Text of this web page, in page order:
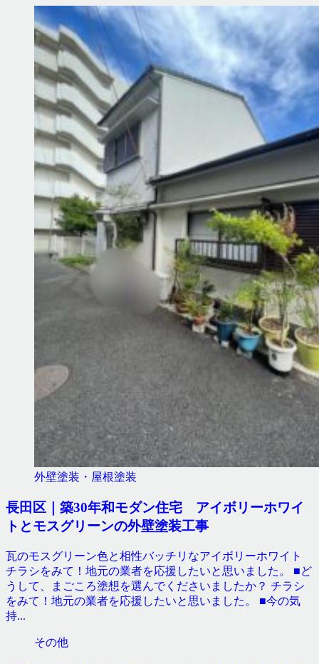
外壁塗装・屋根塗装
長田区｜築30年和モダン住宅 アイボリーホワイ
トとモスグリーンの外壁塗装工事
瓦のモスグリーン色と相性バッチリなアイボリーホワイト
チラシをみて！地元の業者を応援したいと思いました。 ■ど
うして、まごころ塗想を選んでくださいましたか？ チラシ
をみて！地元の業者を応援したいと思いました。 ■今の気
持...
その他